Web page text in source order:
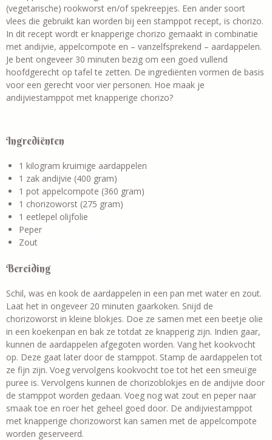
(vegetarische) rookworst en/of spekreepjes. Een ander soort
vlees die gebruikt kan worden bij een stamppot recept, is chorizo.
In dit recept wordt er knapperige chorizo gemaakt in combinatie
met andijvie, appelcompote en – vanzelfsprekend – aardappelen.
Je bent ongeveer 30 minuten bezig om een goed vullend
hoofdgerecht op tafel te zetten. De ingrediënten vormen de basis
voor een gerecht voor vier personen. Hoe maak je
andijviestamppot met knapperige chorizo?
Ingrediënten
1 kilogram kruimige aardappelen
1 zak andijvie (400 gram)
1 pot appelcompote (360 gram)
1 chorizoworst (275 gram)
1 eetlepel olijfolie
Peper
Zout
Bereiding
Schil, was en kook de aardappelen in een pan met water en zout.
Laat het in ongeveer 20 minuten gaarkoken. Snijd de
chorizoworst in kleine blokjes. Doe ze samen met een beetje olie
in een koekenpan en bak ze totdat ze knapperig zijn. Indien gaar,
kunnen de aardappelen afgegoten worden. Vang het kookvocht
op. Deze gaat later door de stamppot. Stamp de aardappelen tot
ze fijn zijn. Voeg vervolgens kookvocht toe tot het een smeuïge
puree is. Vervolgens kunnen de chorizoblokjes en de andijvie door
de stamppot worden gedaan. Voeg nog wat zout en peper naar
smaak toe en roer het geheel goed door. De andijviestamppot
met knapperige chorizoworst kan samen met de appelcompote
worden geserveerd.